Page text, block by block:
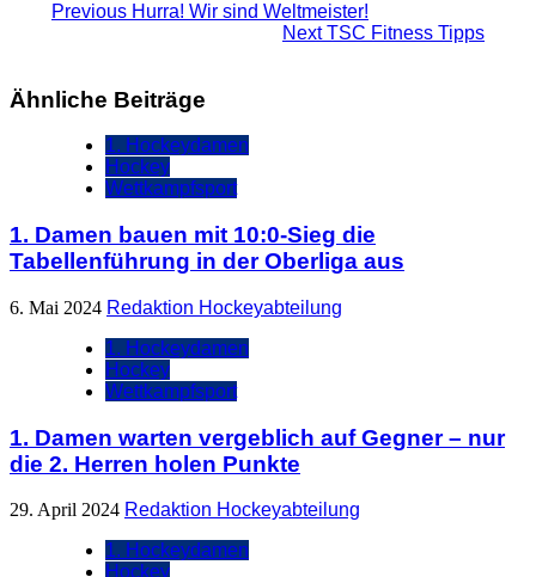
Previous Hurra! Wir sind Weltmeister!
NextTSC Fitness Tipps
Ähnliche Beiträge
1. Hockeydamen
Hockey
Wettkampfsport
1. Damen bauen mit 10:0-Sieg die
Tabellenführung in der Oberliga aus
6. Mai 2024 Redaktion Hockeyabteilung
1. Hockeydamen
Hockey
Wettkampfsport
1. Damen warten vergeblich auf Gegner – nur
die 2. Herren holen Punkte
29. April 2024 Redaktion Hockeyabteilung
1. Hockeydamen
Hockey